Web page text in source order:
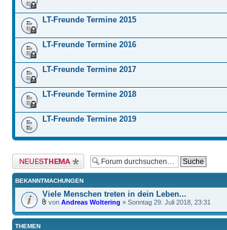
LT-Freunde Termine 2015
LT-Freunde Termine 2016
LT-Freunde Termine 2017
LT-Freunde Termine 2018
LT-Freunde Termine 2019
Neues Thema erstellen
BEKANNTMACHUNGEN
Viele Menschen treten in dein Leben...
von Andreas Woltering » Sonntag 29. Juli 2018, 23:31
THEMEN